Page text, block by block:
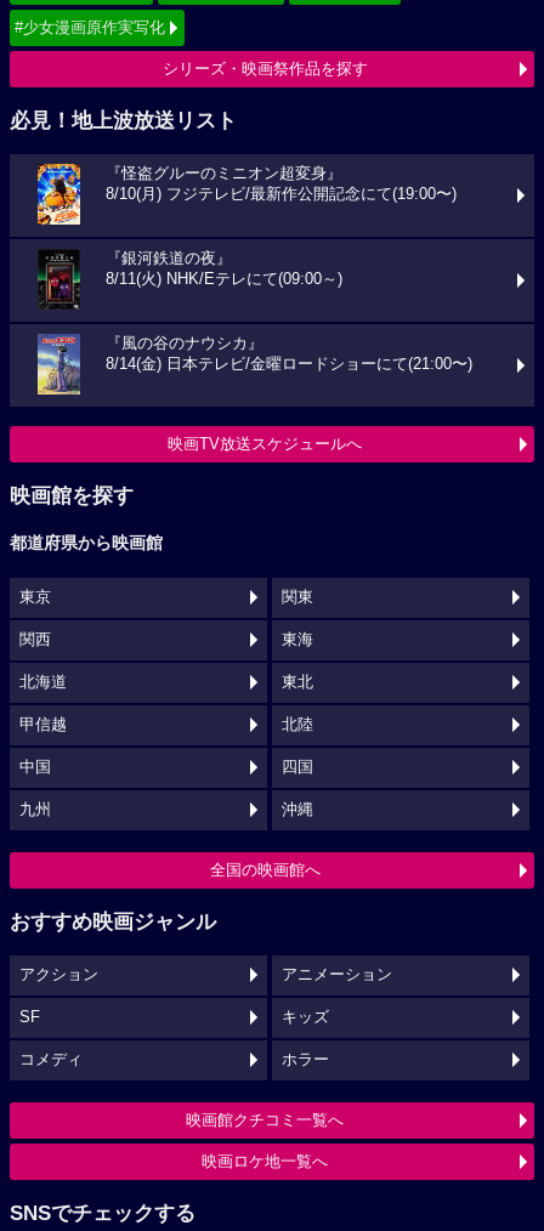
#少女漫画原作実写化
シリーズ・映画祭作品を探す
必見！地上波放送リスト
『怪盗グルーのミニオン超変身』
8/10(月) フジテレビ/最新作公開記念にて(19:00〜)
『銀河鉄道の夜』
8/11(火) NHK/Eテレにて(09:00～)
『風の谷のナウシカ』
8/14(金) 日本テレビ/金曜ロードショーにて(21:00〜)
映画TV放送スケジュールへ
映画館を探す
都道府県から映画館
東京 関東
関西 東海
北海道 東北
甲信越 北陸
中国 四国
九州 沖縄
全国の映画館へ
おすすめ映画ジャンル
アクション アニメーション
SF キッズ
コメディ ホラー
映画館クチコミ一覧へ
映画ロケ地一覧へ
SNSでチェックする